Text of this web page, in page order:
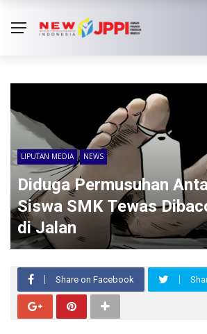
LIPUTAN MEDIA NEWS
Diduga Permusuhan
Siswa SMK Tewas
di Jalan
Share on Facebook